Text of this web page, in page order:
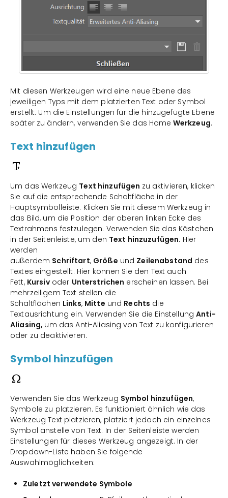
Mit diesen Werkzeugen wird eine neue Ebene des
jeweiligen Typs mit dem platzierten Text oder Symbol
erstellt. Um die Einstellungen für die hinzugefügte Ebene
später zu ändern, verwenden Sie das Home Werkzeug.
Text hinzufügen
Um das Werkzeug Text hinzufügen zu aktivieren, klicken
Sie auf die entsprechende Schaltfläche in der
Hauptsymbolleiste. Klicken Sie mit diesem Werkzeug in
das Bild, um die Position der oberen linken Ecke des
Textrahmens festzulegen. Verwenden Sie das Kästchen
in der Seitenleiste, um den Text hinzuzufügen. Hier
werden
außerdem Schriftart, Größe und Zeilenabstand des
Textes eingestellt. Hier können Sie den Text auch
Fett, Kursivoder Unterstrichen erscheinen lassen. Bei
mehrzeiligem Text stellen die
Schaltflächen Links, Mitte und Rechts die
Textausrichtung ein. Verwenden Sie die EinstellungAnti-
Aliasing, um das Anti-Aliasing von Text zu konfigurieren
oder zu deaktivieren.
Symbol hinzufügen
Verwenden Sie das Werkzeug Symbol hinzufügen,
Symbole zu platzieren. Es funktioniert ähnlich wie das
Werkzeug Text platzieren, platziert jedoch ein einzelnes
Symbol anstelle von Text. In der Seitenleiste werden
Einstellungen für dieses Werkzeug angezeigt. In der
Dropdown-Liste haben Sie folgende
Auswahlmöglichkeiten:
Zuletzt verwendete Symbole